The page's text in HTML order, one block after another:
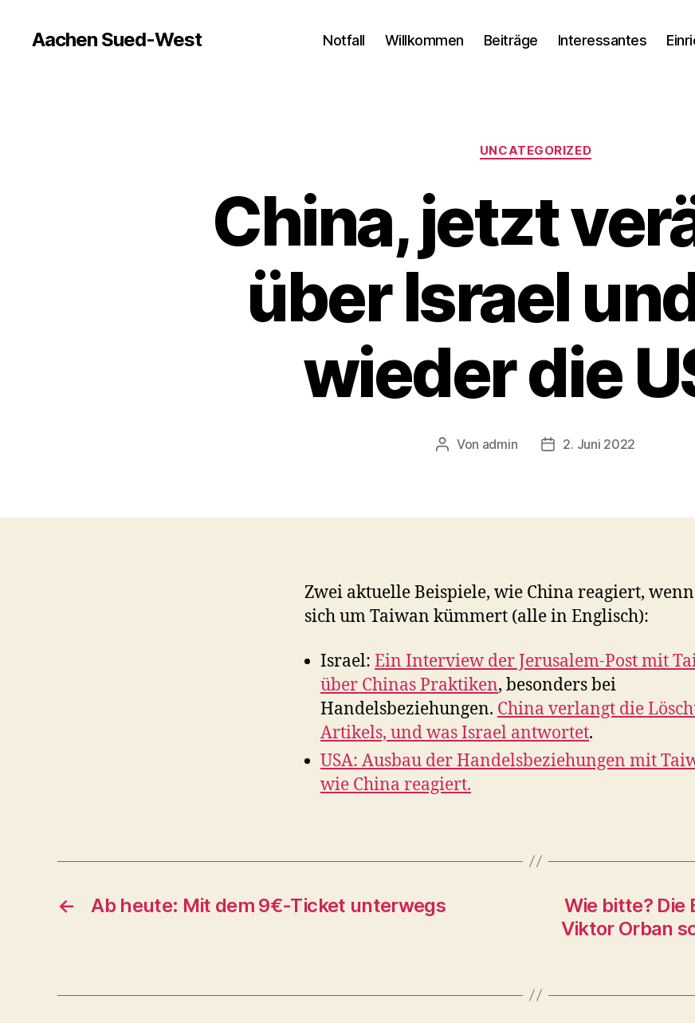
Aachen Sued-West Notfall Willkommen Beiträge Interessantes
Kategorien
UNCATEGORIZED
China, jetzt
über Israel
wieder die
Beitragsautor
Von admin Veröffentlichungsdatum
2. Juni 2022
Zwei aktuelle Beispiele, wie China reagiert,
sich um Taiwan kümmert (alle in Englisch):
Israel: Ein Interview der Jerusalem-Post mit
über Chinas Praktiken, besonders bei
Handelsbeziehungen. China verlangt die
Artikels, und was Israel antwortet.
USA: Ausbau der Handelsbeziehungen mit
wie China reagiert.
← Ab heute: Mit dem 9€-Ticket unterwegs
Wie bitte? Die
Viktor Orban